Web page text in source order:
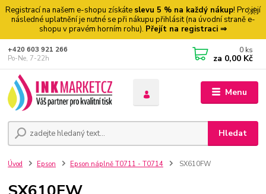
Registrací na našem e-shopu získáte slevu 5 % na každý nákup! Pro její
následné uplatnění je nutné se při nákupu přihlásit (na úvodní straně e-
shopu v pravém horním rohu). Přejít na registraci ⇒
Menu
Hledat
+420 603 921 266
Po-Ne, 7-22h
0 ks
za 0,00 Kč
Úvod Epson Epson náplně T0711 - T0714 SX610FW